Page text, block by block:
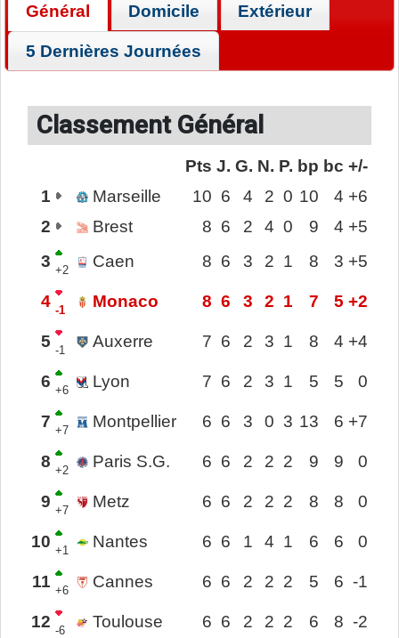
Général Domicile Extérieur
5 Dernières Journées
Classement Général
Pts J. G. N. P. bp bc +/-
1
Marseille 10 6 4 2 0 10 4 +6
2
Brest 8 6 2 4 0 9 4 +5
3 +2 Caen 8 6 3 2 1 8 3 +5
4 -1 Monaco 8 6 3 2 1 7 5 +2
5 -1 Auxerre 7 6 2 3 1 8 4 +4
6 +6 Lyon 7 6 2 3 1 5 5 0
7 +7 Montpellier 6 6 3 0 3 13 6 +7
8 +2 Paris S.G. 6 6 2 2 2 9 9 0
9 +7 Metz 6 6 2 2 2 8 8 0
10 +1 Nantes 6 6 1 4 1 6 6 0
11 +6 Cannes 6 6 2 2 2 5 6 -1
12 -6 Toulouse 6 6 2 2 2 6 8 -2